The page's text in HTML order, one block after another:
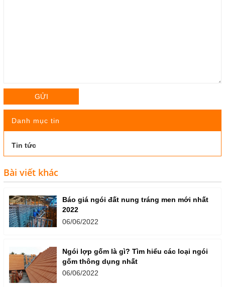
GỬI
Danh mục tin
Tin tức
Bài viết khác
Báo giá ngói đất nung tráng men mới nhất
2022
06/06/2022
Ngói lợp gốm là gì? Tìm hiểu các loại ngói
gốm thông dụng nhất
06/06/2022